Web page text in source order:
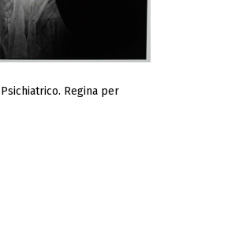
Regina per